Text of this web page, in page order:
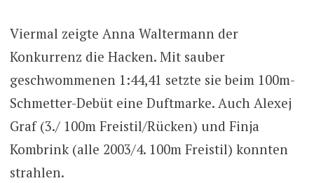
Viermal zeigte Anna Waltermann der
Konkurrenz die Hacken. Mit sauber
geschwommenen 1:44,41 setzte sie beim 100m-
Schmetter-Debüt eine Duftmarke. Auch Alexej
Graf (3./ 100m Freistil/Rücken) und Finja
Kombrink (alle 2003/4. 100m Freistil) konnten
strahlen.